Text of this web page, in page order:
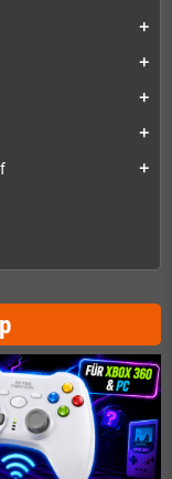
add
add
add
add
add